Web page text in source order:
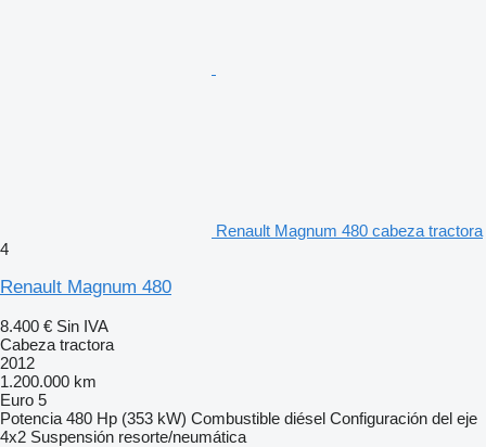
Renault Magnum 480 cabeza tractora
4
Renault Magnum 480
8.400 € Sin IVA
Cabeza tractora
2012
1.200.000 km
Euro 5
Potencia 480 Hp (353 kW) Combustible diésel Configuración del eje
4x2 Suspensión resorte/neumática